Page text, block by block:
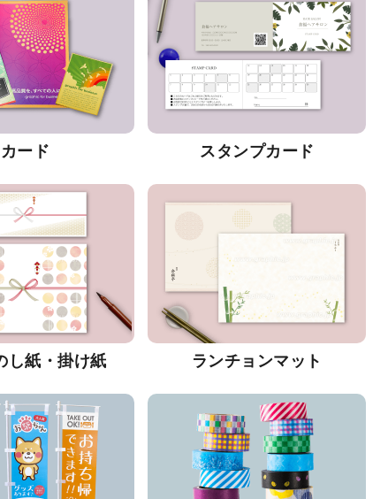
カード スタンプカード
し紙・掛け紙 ランチョンマット